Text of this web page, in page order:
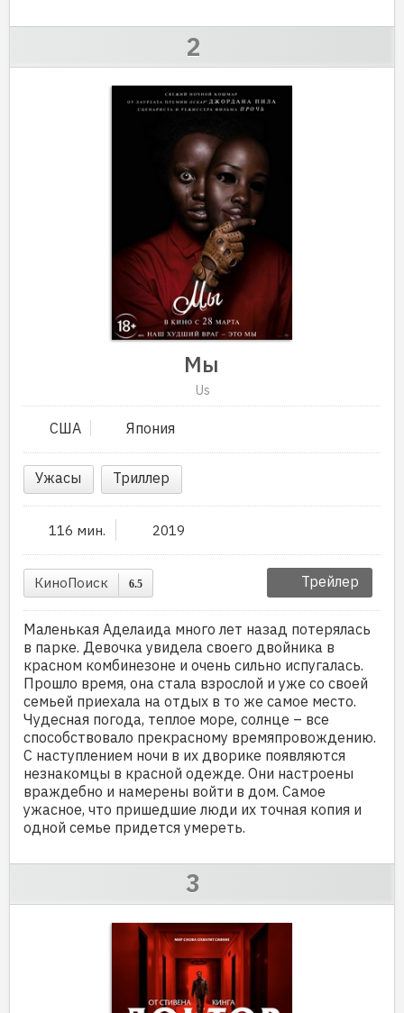
Мы
Us
США Япония
Ужасы Триллер
116 мин. 2019
КиноПоиск 6.5 Трейлер
Маленькая Аделаида много лет назад потерялась
в парке. Девочка увидела своего двойника в
красном комбинезоне и очень сильно испугалась.
Прошло время, она стала взрослой и уже со своей
семьей приехала на отдых в то же самое место.
Чудесная погода, теплое море, солнце – все
способствовало прекрасному времяпровождению.
С наступлением ночи в их дворике появляются
незнакомцы в красной одежде. Они настроены
враждебно и намерены войти в дом. Самое
ужасное, что пришедшие люди их точная копия и
одной семье придется умереть.